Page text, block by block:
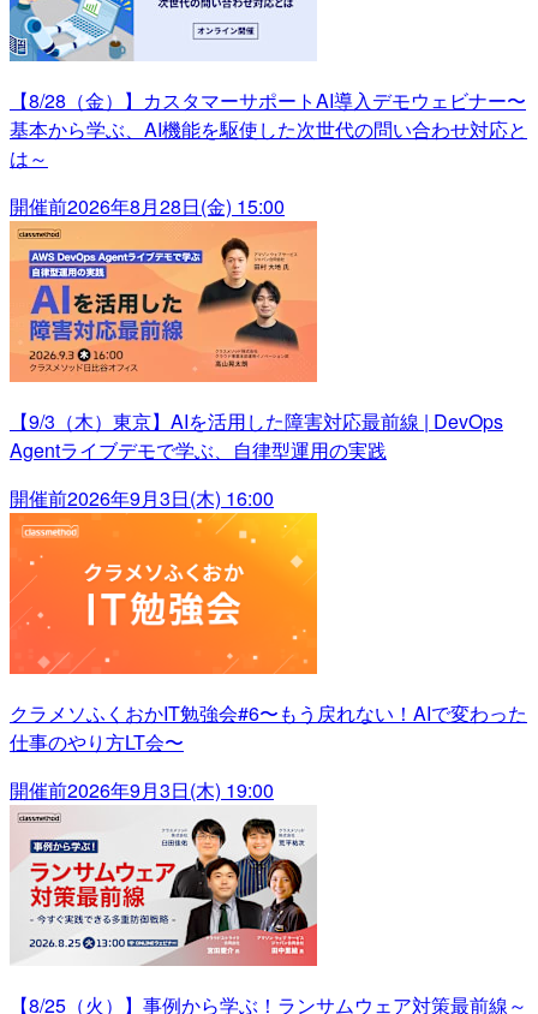
【8/28（金）】カスタマーサポートAI導入デモウェビナー〜
基本から学ぶ、AI機能を駆使した次世代の問い合わせ対応と
は～
開催前2026年8月28日(金) 15:00
【9/3（木）東京】AIを活用した障害対応最前線 | DevOps
Agentライブデモで学ぶ、自律型運用の実践
開催前2026年9月3日(木) 16:00
クラメソふくおかIT勉強会#6〜もう戻れない！AIで変わった
仕事のやり方LT会〜
開催前2026年9月3日(木) 19:00
【8/25（火）】事例から学ぶ！ランサムウェア対策最前線～